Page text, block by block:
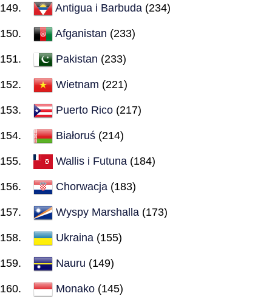
Antigua i Barbuda (234)
Afganistan (233)
Pakistan (233)
Wietnam (221)
Puerto Rico (217)
Białoruś (214)
Wallis i Futuna (184)
Chorwacja (183)
Wyspy Marshalla (173)
Ukraina (155)
Nauru (149)
Monako (145)